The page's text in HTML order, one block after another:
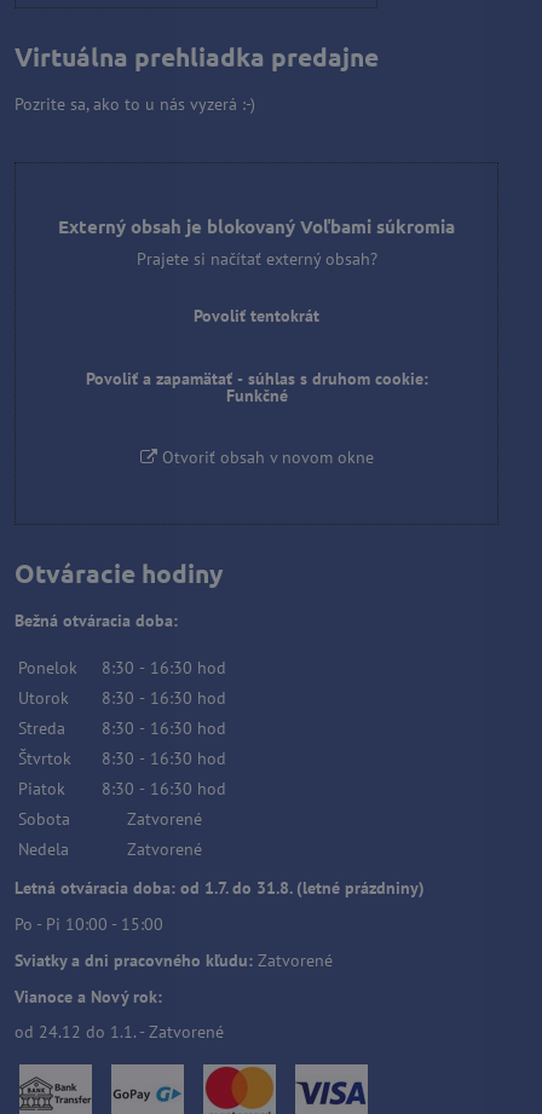
Virtuálna prehliadka predajne
Pozrite sa, ako to u nás vyzerá :-)
Externý obsah je blokovaný Voľbami súkromia
Prajete si načítať externý obsah?
Povoliť tentokrát
Povoliť a zapamätať - súhlas s druhom cookie:
Funkčné
Otvoriť obsah v novom okne
Otváracie hodiny
Bežná otváracia doba:
Ponelok 8:30 - 16:30 hod
Utorok
8:30 - 16:30 hod
Streda
8:30 - 16:30 hod
Štvrtok
8:30 - 16:30 hod
Piatok
8:30 - 16:30 hod
Sobota
Zatvorené
Nedela
Zatvorené
Letná otváracia doba: od 1.7. do 31.8. (letné prázdniny)
Po - Pi 10:00 - 15:00
Sviatky a dni pracovného kľudu: Zatvorené
Vianoce a Nový rok:
od 24.12 do 1.1. - Zatvorené